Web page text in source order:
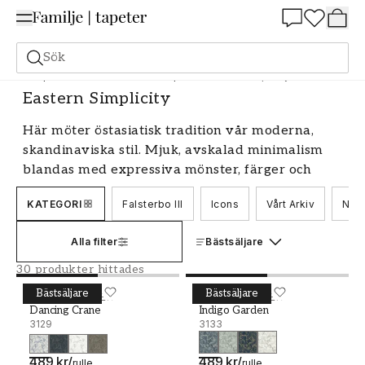
Sök
Tapeter Varumärken Boråstapeter Eastern Simplicity
Eastern Simplicity
Här möter östasiatisk tradition vår moderna,
skandinaviska stil. Mjuk, avskalad minimalism
blandas med expressiva mönster, färger och
ytor. Resultatet? 41 fantastiska tapeter för
tidlöst vackra rum.
Dansande tranor, drömska landskap, organiska
mönster och taktila tryck. Sinnligt, vilsamt och
äkta.
Eastern Simplicity är en hyllning till asiatisk
hantverkstradition, med en tydlig historisk
koppling, tolkad på ett nutida, skandinaviskt vis.
KATEGORI Falsterbo III Icons Vårt Arkiv
Alla filter Bästsäljare
30 produkter hittades
Bästsäljare
BORÅSTAPETER
Dancing Crane
3129
Dancing Crane - 3129 Bästsäljare
BORÅSTAPETER
Indigo Garden
3133
Indigo Garden - 3133